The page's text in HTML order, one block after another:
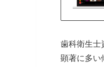
歯科衛生士
顕著に多い